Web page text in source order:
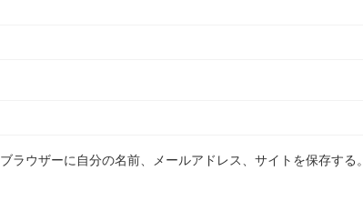
ラウザーに自分の名前、メールアドレス、サイトを保存する。